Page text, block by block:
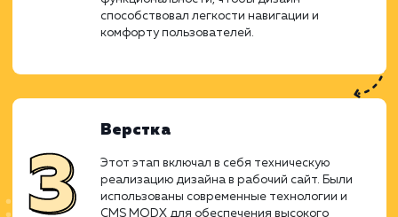
Первым этапом стало создание детального
прототипа сайта. Этот этап включал в себя
анализ требований бизнеса, изучение
пользовательский опыт.
Дизайн